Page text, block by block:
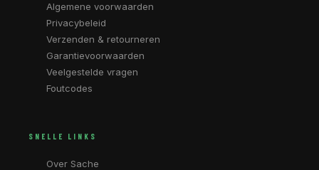
Algemene voorwaarden
Privacybeleid
Verzenden & retourneren
Garantievoorwaarden
Veelgestelde vragen
Foutcodes
SNELLE LINKS
Over Sache